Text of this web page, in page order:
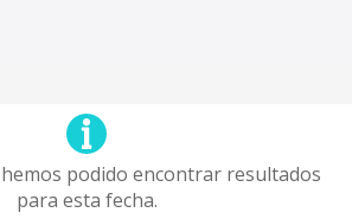
podido encontrar resultados
para esta fecha.